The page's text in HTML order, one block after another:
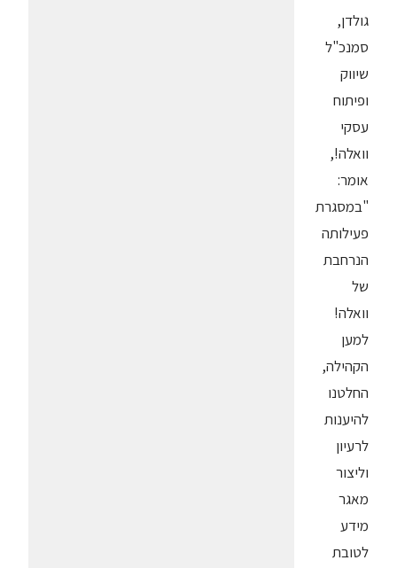
גולדן,
סמנכ"ל
שיווק
ופיתוח
עסקי
וואלה!,
אומר:
"במסגרת
פעילותה
הנרחבת
של
וואלה!
למען
הקהילה,
החלטנו
להיענות
לרעיון
וליצור
מאגר
מידע
לטובת